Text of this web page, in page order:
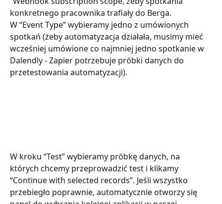
konkretnego pracownika trafiały do Berga.
W “Event Type” wybieramy jedno z umówionych
spotkań (żeby automatyzacja działała, musimy mieć
wcześniej umówione co najmniej jedno spotkanie w
Dalendly - Zapier potrzebuje próbki danych do
przetestowania automatyzacji).
W kroku “Test” wybieramy próbkę danych, na
których chcemy przeprowadzić test i klikamy
“Continue with selected records”. Jeśli wszystko
przebiegło poprawnie, automatycznie otworzy się